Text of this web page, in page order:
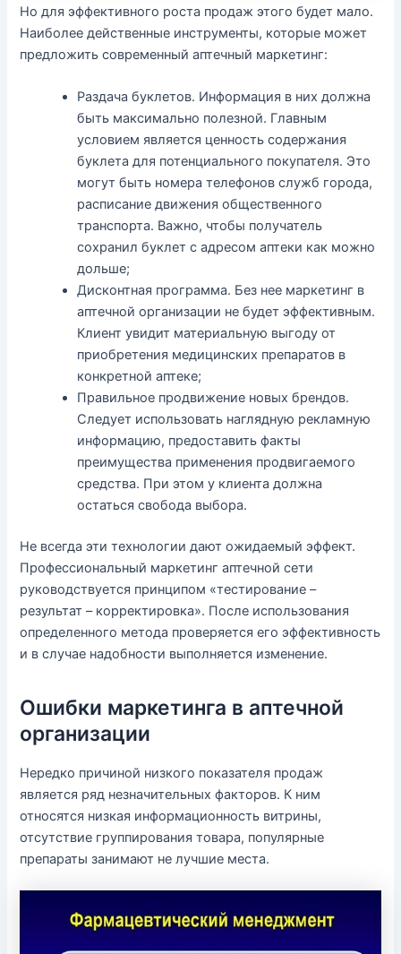
Но для эффективного роста продаж этого будет мало.
Наиболее действенные инструменты, которые может
предложить современный аптечный маркетинг:
Раздача буклетов. Информация в них должна
быть максимально полезной. Главным
условием является ценность содержания
буклета для потенциального покупателя. Это
могут быть номера телефонов служб города,
расписание движения общественного
транспорта. Важно, чтобы получатель
сохранил буклет с адресом аптеки как можно
дольше;
Дисконтная программа. Без нее маркетинг в
аптечной организации не будет эффективным.
Клиент увидит материальную выгоду от
приобретения медицинских препаратов в
конкретной аптеке;
Правильное продвижение новых брендов.
Следует использовать наглядную рекламную
информацию, предоставить факты
преимущества применения продвигаемого
средства. При этом у клиента должна
остаться свобода выбора.
Не всегда эти технологии дают ожидаемый эффект.
Профессиональный маркетинг аптечной сети
руководствуется принципом «тестирование –
результат – корректировка». После использования
определенного метода проверяется его эффективность
и в случае надобности выполняется изменение.
Ошибки маркетинга в аптечной
организации
Нередко причиной низкого показателя продаж
является ряд незначительных факторов. К ним
относятся низкая информационность витрины,
отсутствие группирования товара, популярные
препараты занимают не лучшие места.